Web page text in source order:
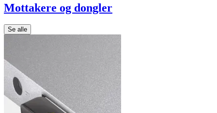
Mottakere og dongler
Se alle